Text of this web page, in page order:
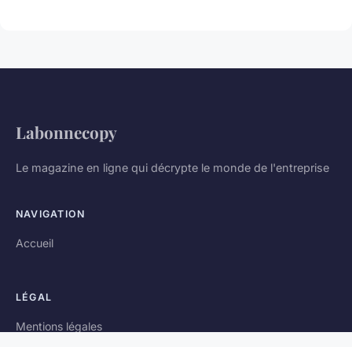
Labonnecopy
Le magazine en ligne qui décrypte le monde de l'entreprise
NAVIGATION
Accueil
LÉGAL
Mentions légales